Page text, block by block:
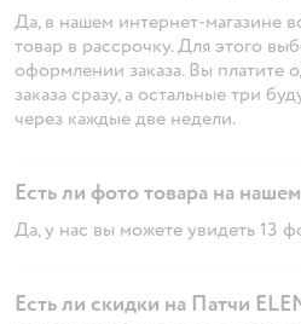
Да, в нашем интернет-магазине
товар в рассрочку. Для этого
оформлении заказа. Вы платите
заказа сразу, а остальные три
через каждые две недели.
Есть ли фото товара на
Да, у нас вы можете увидеть 13
Есть ли скидки на Патчи